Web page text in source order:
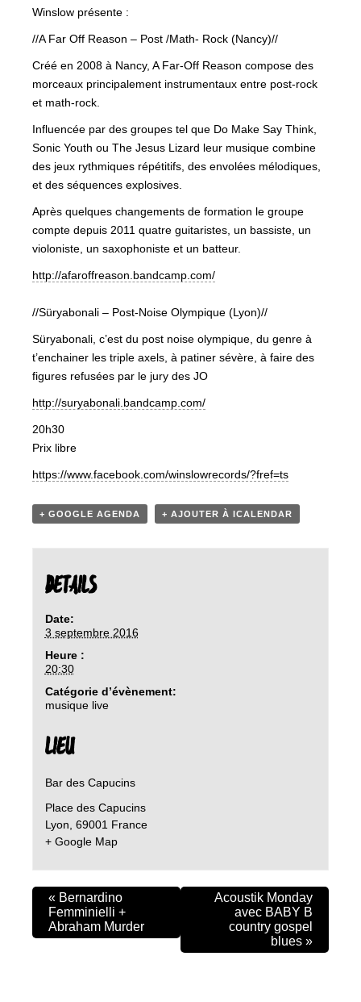
Winslow présente :
//A Far Off Reason – Post /Math- Rock (Nancy)//
Créé en 2008 à Nancy, A Far-Off Reason compose des
morceaux principalement instrumentaux entre post-rock
et math-rock.
Influencée par des groupes tel que Do Make Say Think,
Sonic Youth ou The Jesus Lizard leur musique combine
des jeux rythmiques répétitifs, des envolées mélodiques,
et des séquences explosives.
Après quelques changements de formation le groupe
compte depuis 2011 quatre guitaristes, un bassiste, un
violoniste, un saxophoniste et un batteur.
http://afaroffreason.bandcamp.com/
//Süryabonali – Post-Noise Olympique (Lyon)//
Süryabonali, c’est du post noise olympique, du genre à
t’enchainer les triple axels, à patiner sévère, à faire des
figures refusées par le jury des JO
http://suryabonali.bandcamp.com/
20h30
Prix libre
https://www.facebook.com/winslowrecords/?fref=ts
+ GOOGLE AGENDA + AJOUTER À ICALENDAR
DETAILS
Date:
3 septembre 2016
Heure :
20:30
Catégorie d’évènement:
musique live
LIEU
Bar des Capucins
Place des Capucins
Lyon 69001 France
+ Google Map
« Bernardino
Femminielli +
Abraham Murder
Acoustik Monday
avec BABY B
country gospel
blues »